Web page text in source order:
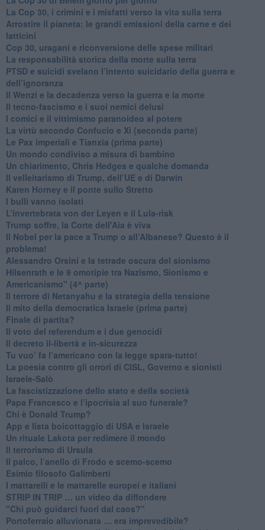
La Cop 30, i crimini e i misfatti verso la vita sulla terra
Arrostire il pianeta: le grandi emissioni della carne e dei
latticini
​Cop 30, uragani e riconversione delle spese militari
La responsabilità storica della morte sulla terra
PTSD e suicidi svelano l’intento suicidario della guerra e
dell’ignoranza
Il Wenzi e la decadenza verso la guerra e la morte
​Il tecno-fascismo e i suoi nemici delusi
​I comici e il vittimismo paranoideo al potere
​La virtù secondo Confucio e Xi (seconda parte)
Le Pax imperiali e Tianxia (prima parte)
Un mondo condiviso a misura di bambino
​Un chiarimento, Chris Hedges e qualche domanda
Il velleitarismo di Trump, dell’UE e di Darwin
​Karen Horney e il ponte sullo Stretto
​I bulli vanno isolati
L’invertebrata von der Leyen e il Lula-risk
Trump soffre, la Corte dell'Aia è viva
​Il Nobel per la pace a Trump o all’Albanese? Questo è il
problema!
​Alessandro Orsini e la tetrade oscura del sionismo
​Hilsenrath e le 9 omotipie tra Nazismo, Sionismo e
Americanismo" (4^ parte)
​Il terrore di Netanyahu e la strategia della tensione
Il mito della democratica Israele (prima parte)
​Finale di partita?
​Il voto del referendum e i due genocidi
Il decreto il-libertà e in-sicurezza
Tu vuo’ fa l’americano con la legge spara-tutto!
La poesia contro gli orrori di CISL, Governo e sionisti
Israele-Salò
​La fascistizzazione dello stato e della società
Papa Francesco e l’ipocrisia al suo funerale?
​Chi è Donald Trump?
App e lista boicottaggio di USA e Israele
​Un rituale Lakota per redimere il mondo
Il terrorismo di Ursula
​Il palco, l’anello di Frodo e scemo-scemo
Esimio filosofo Galimberti
​I mattarelli e le mattarelle europei e italiani
​STRIP IN TRIP … un video da diffondere
"Chi può guidarci fuori dal caos?"
​Portoferraio alluvionata … era imprevedibile?